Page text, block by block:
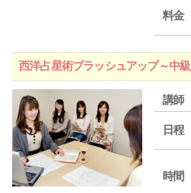
料金
西洋占星術ブラッシュアップ～中
講師
日程
時間